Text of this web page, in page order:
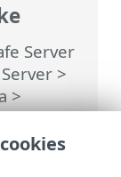
Server
>
>
systému